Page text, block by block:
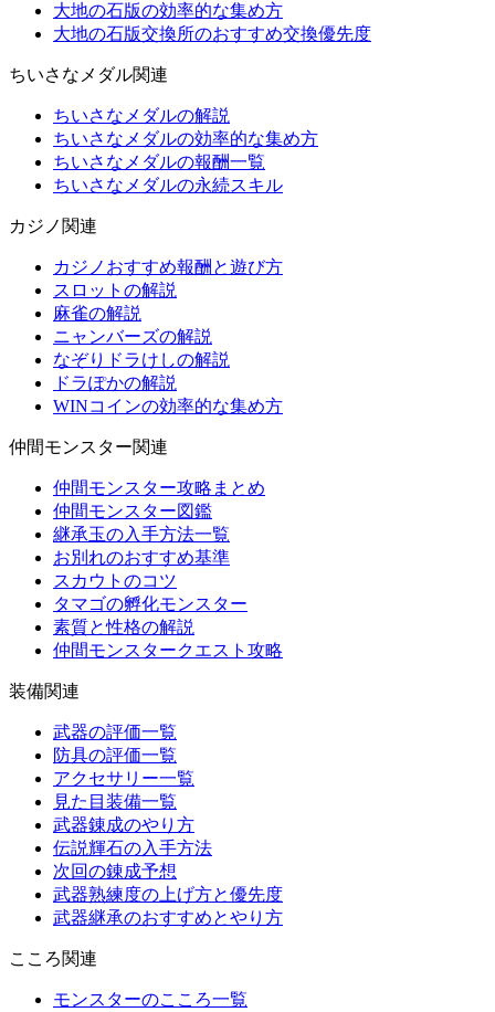
大地の石版の効率的な集め方
大地の石版交換所のおすすめ交換優先度
ちいさなメダル関連
ちいさなメダルの解説
ちいさなメダルの効率的な集め方
ちいさなメダルの報酬一覧
ちいさなメダルの永続スキル
カジノ関連
カジノおすすめ報酬と遊び方
スロットの解説
麻雀の解説
ニャンバーズの解説
なぞりドラけしの解説
ドラぽかの解説
WINコインの効率的な集め方
仲間モンスター関連
仲間モンスター攻略まとめ
仲間モンスター図鑑
継承玉の入手方法一覧
お別れのおすすめ基準
スカウトのコツ
タマゴの孵化モンスター
素質と性格の解説
仲間モンスタークエスト攻略
装備関連
武器の評価一覧
防具の評価一覧
アクセサリー一覧
見た目装備一覧
武器錬成のやり方
伝説輝石の入手方法
次回の錬成予想
武器熟練度の上げ方と優先度
武器継承のおすすめとやり方
こころ関連
モンスターのこころ一覧